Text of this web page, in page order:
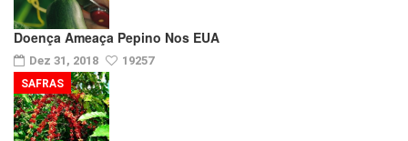
Doença Ameaça Pepino Nos EUA
Dez 31, 2018 19257
SAFRAS